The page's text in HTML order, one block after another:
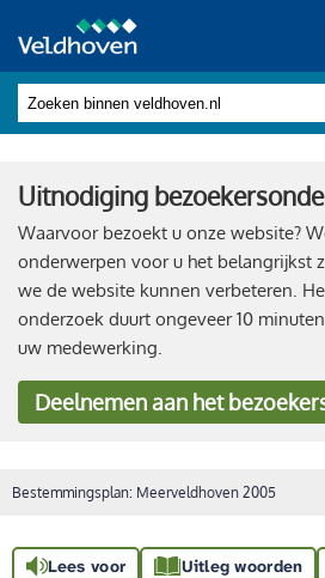
Uitnodiging
Waarvoor bezoekt u onze website?
onderwerpen voor u het belangrijkst
we de website kunnen verbeteren.
onderzoek duurt ongeveer 10
uw medewerking.
Deelnemenaan het
Bestemmingsplan: Meerveldhoven 2005
Lees voor Uitleg woorden